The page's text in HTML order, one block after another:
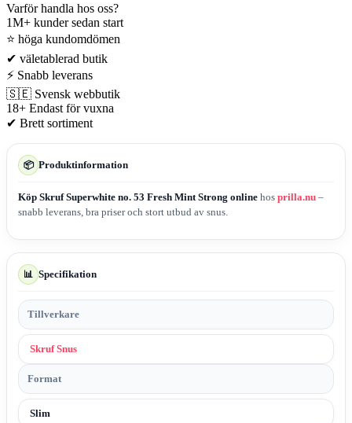
Varför handla hos oss?
1M+ kunder sedan start
⭐ höga kundomdömen
✔ väletablerad butik
⚡ Snabb leverans
🇸🇪 Svensk webbutik
18+ Endast för vuxna
✔ Brett sortiment
📦 Produktinformation
Köp Skruf Superwhite no. 53 Fresh Mint Strong online hos prilla.nu –
snabb leverans, bra priser och stort utbud av snus.
📊 Specifikation
Tillverkare
Skruf Snus
Format
Slim